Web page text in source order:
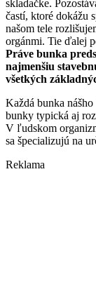
skladačke.
častí, ktoré dokážu
našom tele
orgánmi. Tie ďalej
Práve bunka
najmenšiu
všetkých
Každá bunka
bunky typická aj
V ľudskom
sa špecializujú na
Reklama